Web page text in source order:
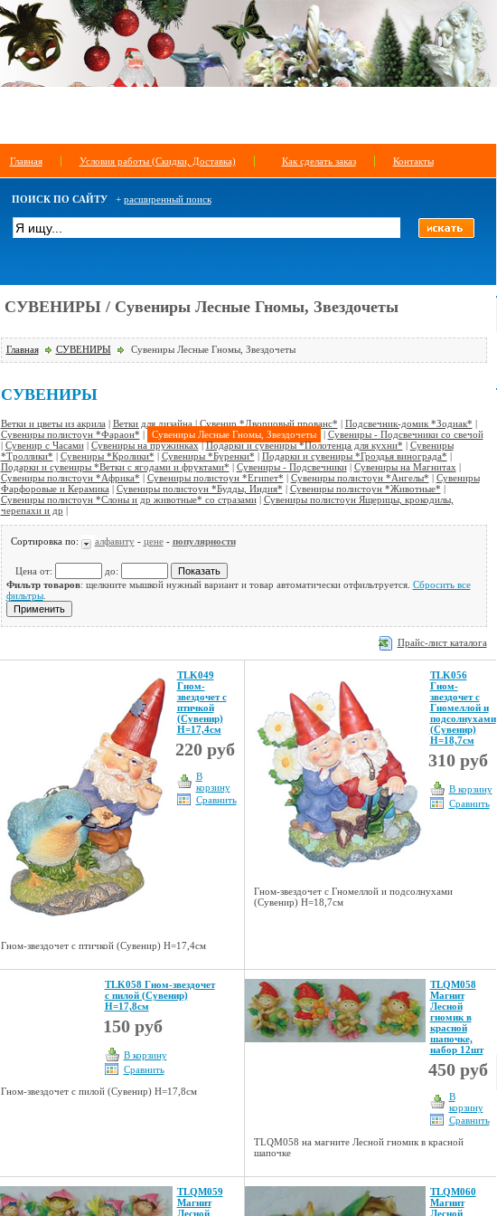
Главная Условия работы (Скидки, Доставка) Как сделать заказ Контакты
ПОИСК ПО САЙТУ+ расширенный поиск
СУВЕНИРЫ / Сувениры Лесные Гномы, Звездочеты
Главная СУВЕНИРЫ Сувениры Лесные Гномы, Звездочеты
СУВЕНИРЫ
Ветки и цветы из акрила | Ветки для дизайна | Сувенир *Дворцовый прованс* | Подсвечник-домик *Зодиак* |
Сувениры полистоун *Фараон* | Сувениры Лесные Гномы, Звездочеты | Сувениры - Подсвечники со свечой
| Сувенир с Часами| Сувениры на пружинках|Подарки и сувениры *Полотенца для кухни* | Сувениры
*Троллики* | Сувениры *Кролики* | Сувениры *Буренки* | Подарки и сувениры *Гроздья винограда* |
Подарки и сувениры *Ветки с ягодами и фруктами* | Сувениры - Подсвечники| Сувениры на Магнитах |
Сувениры полистоун *Африка* | Сувениры полистоун *Египет* | Сувениры полистоун *Ангелы* | Сувениры
Фарфоровые и Керамика | Сувениры полистоун *Будды, Индия* | Сувениры полистоун *Животные* |
Сувениры полистоун *Слоны и др животные* со стразами| Сувениры полистоун Ящерицы, крокодилы,
черепахи и др |
Сортировка по: алфавиту- цене- популярности
Цена от:
до:
Фильтр товаров: щелкните мышкой нужный вариант и товар автоматически отфильтруется. Сбросить все
фильтры.
Прайс-лист каталога
TLK049
Гном-
звездочет с
птичкой
(Сувенир)
Н=17,4см
220 руб
В
корзину
Сравнить
Гном-звездочет с птичкой (Сувенир) Н=17,4см
TLK056
Гном-
звездочет с
Гномеллой и
подсолнухами
(Сувенир)
Н=18,7см
310 руб
В корзину
Сравнить
Гном-звездочет с Гномеллой и подсолнухами
(Сувенир) Н=18,7см
TLK058 Гном-звездочет
с пилой (Сувенир)
Н=17,8см
150 руб
В корзину
Сравнить
Гном-звездочет с пилой (Сувенир) Н=17,8см
TLQM058
Магнит
Лесной
гномик в
красной
шапочке,
набор 12шт
450 руб
В
корзину
Сравнить
TLQM058 на магните Лесной гномик в красной
шапочке
TLQM059
Магнит
Лесной
TLQM060
Магнит
Лесной